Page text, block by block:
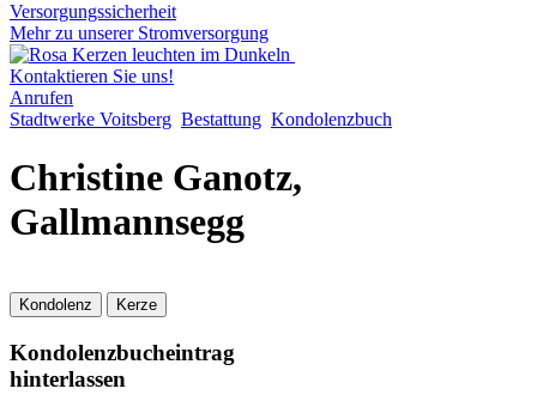
Versorgungssicherheit
Mehr zu unserer Stromversorgung
Kontaktieren Sie uns!
Anrufen
Stadtwerke Voitsberg Bestattung Kondolenzbuch
Christine Ganotz,
Gallmannsegg
Kondolenz Kerze
Kondolenzbucheintrag
hinterlassen